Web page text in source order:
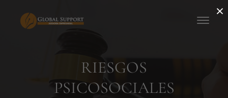
RIESGOS
PSICOSOCIALES
×